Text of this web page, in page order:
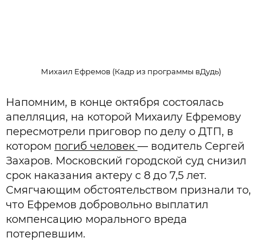
Михаил Ефремов (Кадр из программы вДудь)
Напомним, в конце октября состоялась
апелляция, на которой Михаилу Ефремову
пересмотрели приговор по делу о ДТП, в
котором погиб человек — водитель Сергей
Захаров. Московский городской суд снизил
срок наказания актеру с 8 до 7,5 лет.
Смягчающим обстоятельством признали то,
что Ефремов добровольно выплатил
компенсацию морального вреда
потерпевшим.